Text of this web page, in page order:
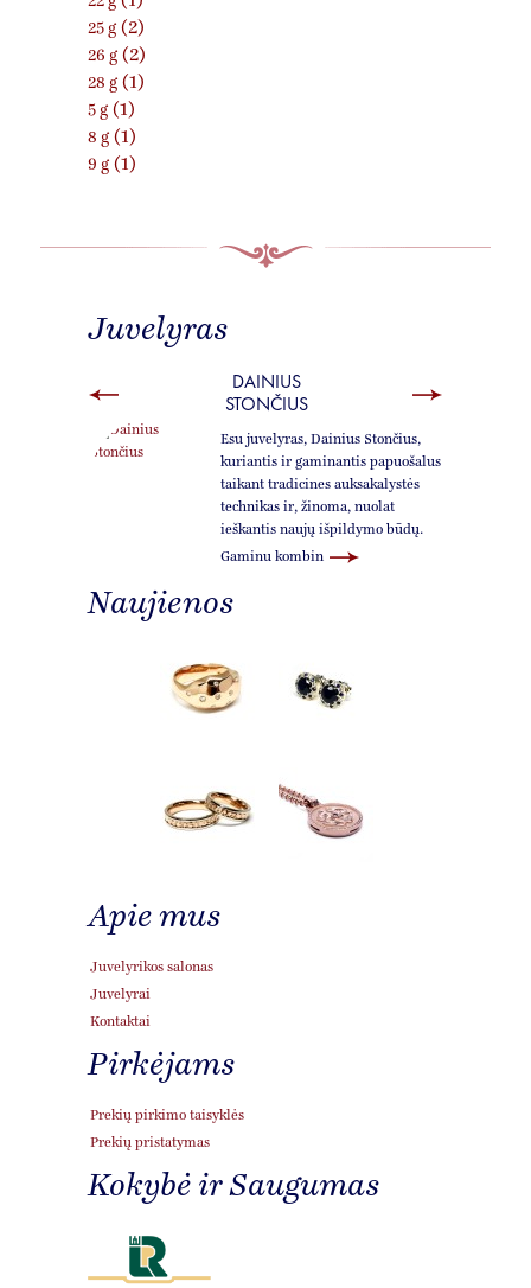
25 g (2)
26 g (2)
28 g (1)
5 g (1)
8 g (1)
9 g (1)
Juvelyras
DAINIUS
STONČIUS
Esu juvelyras, Dainius Stončius,
kuriantis ir gaminantis papuošalus
taikant tradicines auksakalystės
technikas ir, žinoma, nuolat
ieškantis naujų išpildymo būdų.
Gaminu kombin
Naujienos
Apie mus
Juvelyrikos salonas
Juvelyrai
Kontaktai
Pirkėjams
Prekių pirkimo taisyklės
Prekių pristatymas
Kokybė ir Saugumas